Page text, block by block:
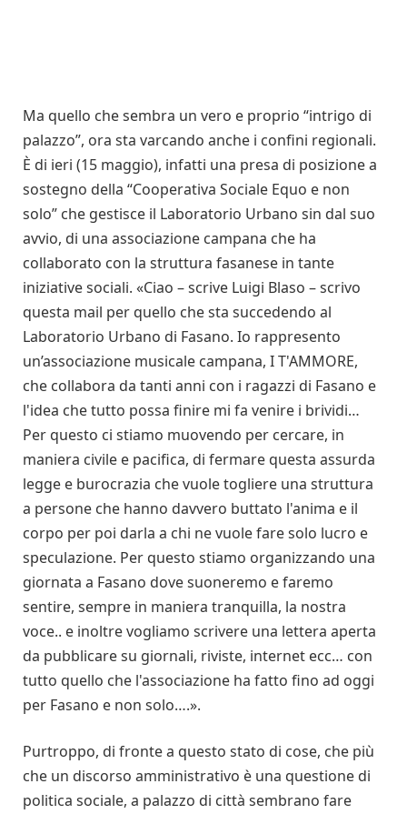
Ma quello che sembra un vero e proprio “intrigo di
palazzo”, ora sta varcando anche i confini regionali.
È di ieri (15 maggio), infatti una presa di posizione a
sostegno della “Cooperativa Sociale Equo e non
solo” che gestisce il Laboratorio Urbano sin dal suo
avvio, di una associazione campana che ha
collaborato con la struttura fasanese in tante
iniziative sociali. «Ciao – scrive Luigi Blaso – scrivo
questa mail per quello che sta succedendo al
Laboratorio Urbano di Fasano. Io rappresento
un’associazione musicale campana, I T'AMMORE,
che collabora da tanti anni con i ragazzi di Fasano e
l'idea che tutto possa finire mi fa venire i brividi…
Per questo ci stiamo muovendo per cercare, in
maniera civile e pacifica, di fermare questa assurda
legge e burocrazia che vuole togliere una struttura
a persone che hanno davvero buttato l'anima e il
corpo per poi darla a chi ne vuole fare solo lucro e
speculazione. Per questo stiamo organizzando una
giornata a Fasano dove suoneremo e faremo
sentire, sempre in maniera tranquilla, la nostra
voce.. e inoltre vogliamo scrivere una lettera aperta
da pubblicare su giornali, riviste, internet ecc… con
tutto quello che l'associazione ha fatto fino ad oggi
per Fasano e non solo….».
Purtroppo, di fronte a questo stato di cose, che più
che un discorso amministrativo è una questione di
politica sociale, a palazzo di città sembrano fare